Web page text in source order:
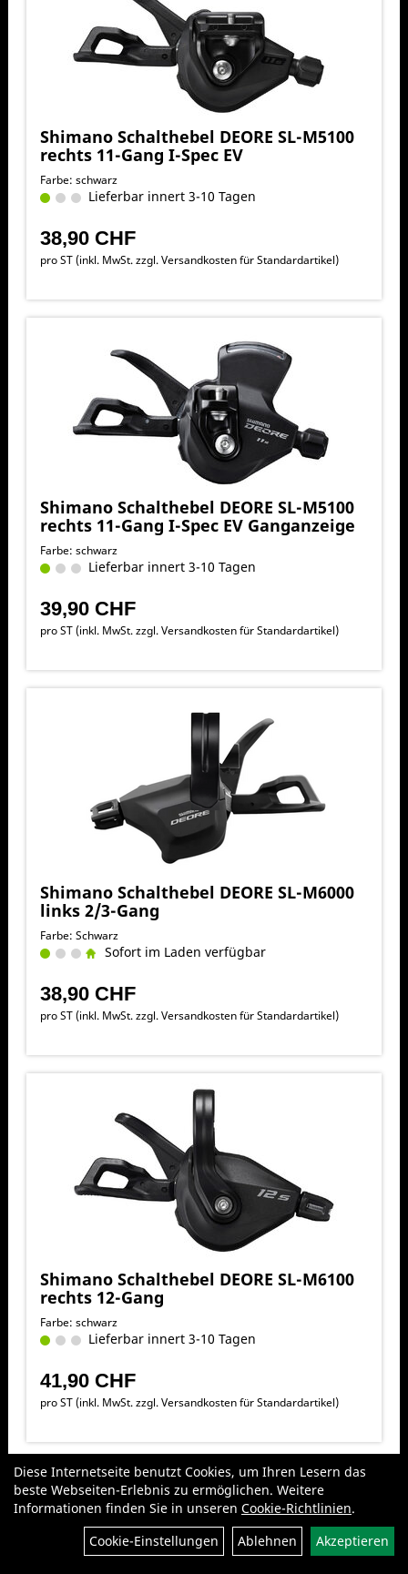
Filter
Shimano Schalthebel DEORE SL-M5100
rechts 11-Gang I-Spec EV
Farbe: schwarz
Lieferbar innert 3-10 Tagen
38,90 CHF
pro ST (inkl. MwSt. zzgl.Versandkosten für Standardartikel)
Shimano Schalthebel DEORE SL-M5100
rechts 11-Gang I-Spec EV Ganganzeige
Farbe: schwarz
Lieferbar innert 3-10 Tagen
39,90 CHF
pro ST (inkl. MwSt. zzgl.Versandkosten für Standardartikel)
Shimano Schalthebel DEORE SL-M6000
links 2/3-Gang
Farbe: Schwarz
Sofort im Laden verfügbar
38,90 CHF
pro ST (inkl. MwSt. zzgl.Versandkosten für Standardartikel)
Shimano Schalthebel DEORE SL-M6100
rechts 12-Gang
Farbe: schwarz
Lieferbar innert 3-10 Tagen
41,90 CHF
pro ST (inkl. MwSt. zzgl.Versandkosten für Standardartikel)
Diese Internetseite benutzt Cookies, um Ihren Lesern das
beste Webseiten-Erlebnis zu ermöglichen. Weitere
Informationen finden Sie in unseren Cookie-Richtlinien.
Cookie-Einstellungen
Ablehnen Akzeptieren